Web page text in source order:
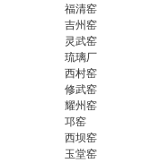
福清窑
吉州窑
灵武窑
琉璃厂
西村窑
修武窑
耀州窑
邛窑
西坝窑
玉堂窑